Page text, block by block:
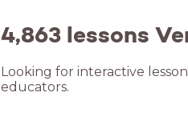
4,863 lessons
Looking for interactive
educators.